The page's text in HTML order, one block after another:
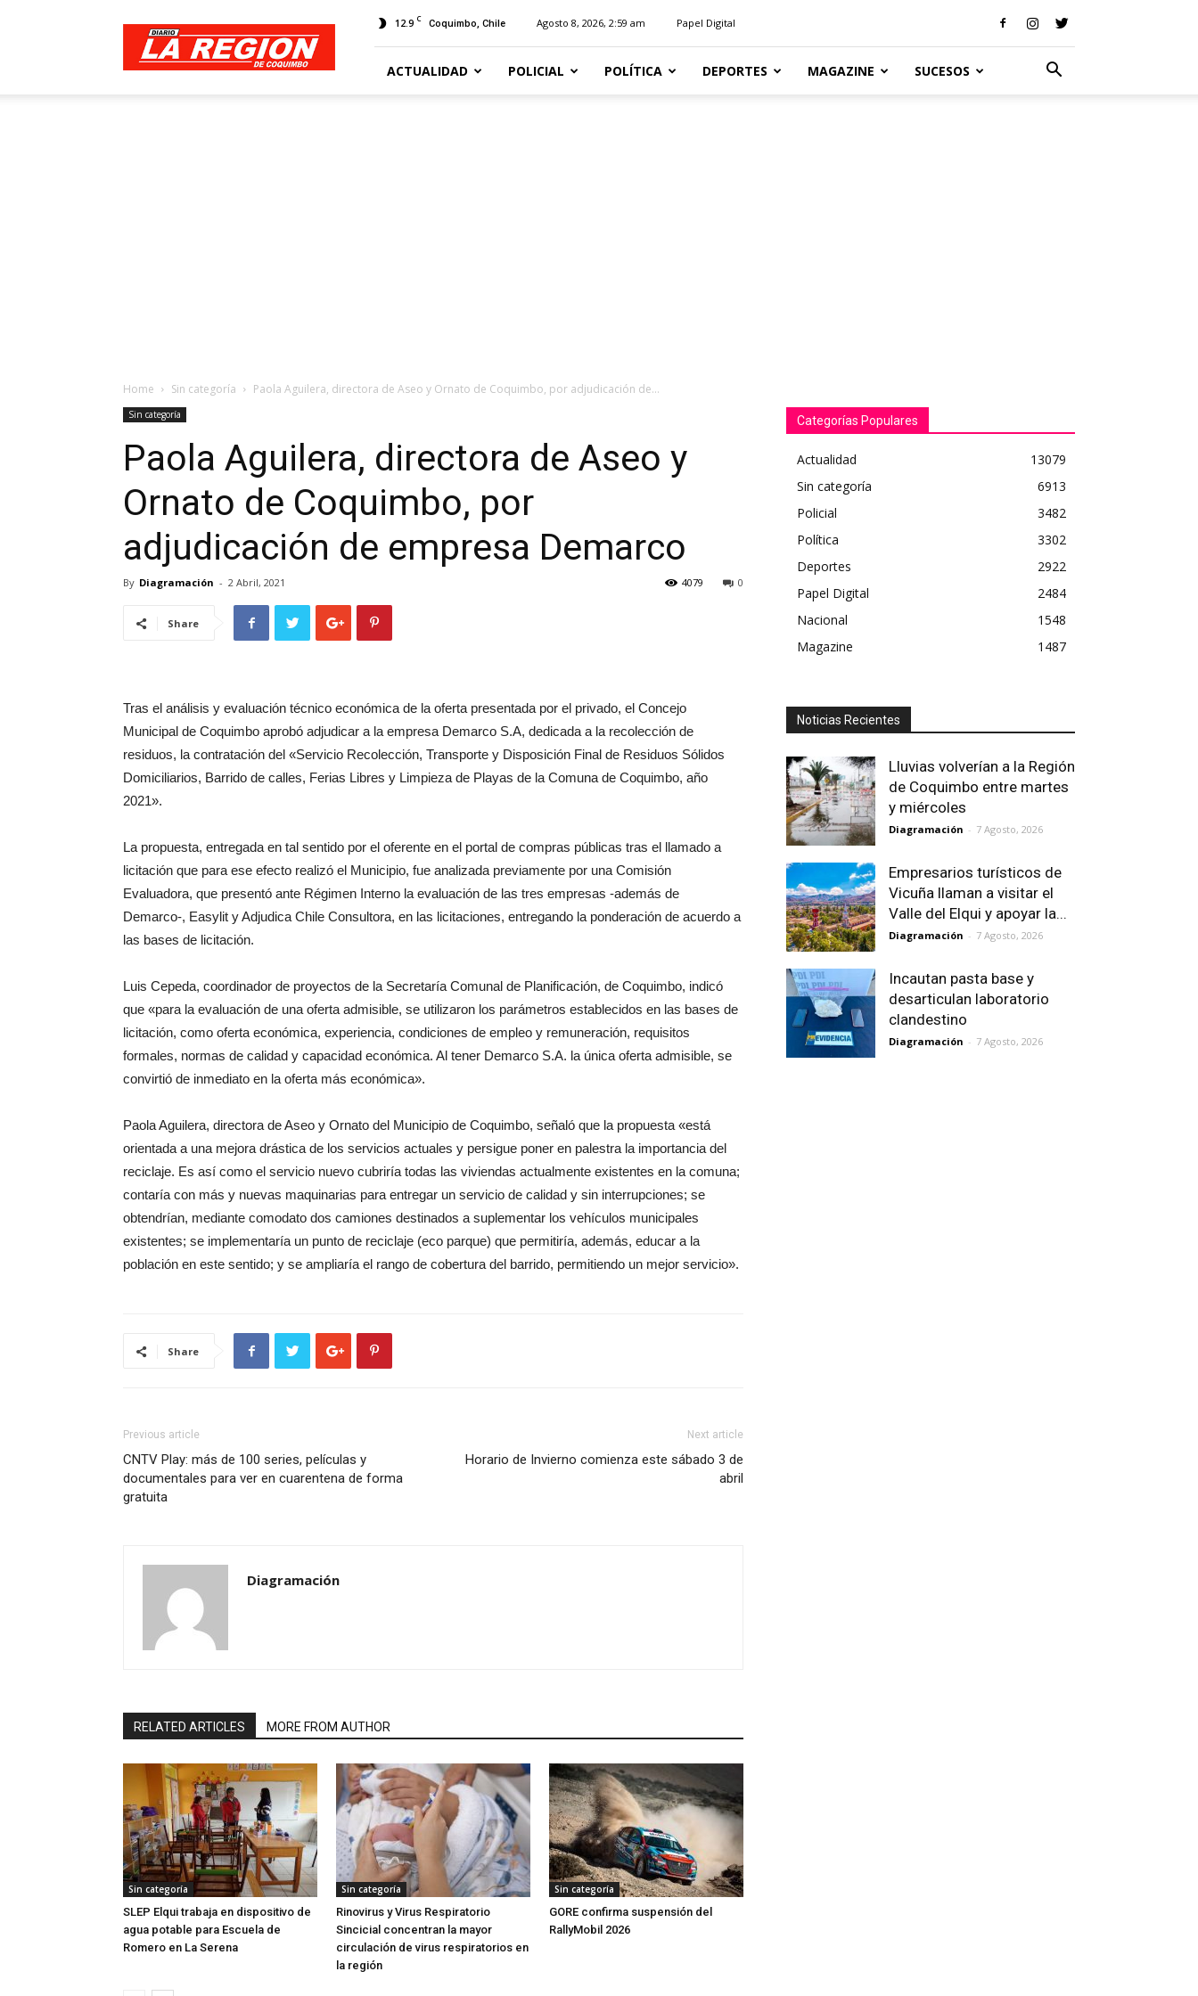
Diario
Región
12.9 C Coquimbo, Chile Agosto 8, 2026, 2:59 am Papel Digital
ACTUALIDAD POLICIAL POLÍTICA DEPORTES MAGAZINE SUCESOS
Home Sin categoría Paola Aguilera, directora de Aseo y Ornato de Coquimbo, por adjudicación de...
Sin categoría
Paola Aguilera, directora de Aseo y
Ornato de Coquimbo, por
adjudicación de empresa Demarco
By Diagramación - 2 Abril, 2021 0
4079
Share
Tras el análisis y evaluación técnico económica de la oferta presentada por el privado, el Concejo
Municipal de Coquimbo aprobó adjudicar a la empresa Demarco S.A, dedicada a la recolección de
residuos, la contratación del «Servicio Recolección, Transporte y Disposición Final de Residuos Sólidos
Domiciliarios, Barrido de calles, Ferias Libres y Limpieza de Playas de la Comuna de Coquimbo, año
2021».
La propuesta, entregada en tal sentido por el oferente en el portal de compras públicas tras el llamado a
licitación que para ese efecto realizó el Municipio, fue analizada previamente por una Comisión
Evaluadora, que presentó ante Régimen Interno la evaluación de las tres empresas -además de
Demarco-, Easylit y Adjudica Chile Consultora, en las licitaciones, entregando la ponderación de acuerdo a
las bases de licitación.
Luis Cepeda, coordinador de proyectos de la Secretaría Comunal de Planificación, de Coquimbo, indicó
que «para la evaluación de una oferta admisible, se utilizaron los parámetros establecidos en las bases de
licitación, como oferta económica, experiencia, condiciones de empleo y remuneración, requisitos
formales, normas de calidad y capacidad económica. Al tener Demarco S.A. la única oferta admisible, se
convirtió de inmediato en la oferta más económica».
Paola Aguilera, directora de Aseo y Ornato del Municipio de Coquimbo, señaló que la propuesta «está
orientada a una mejora drástica de los servicios actuales y persigue poner en palestra la importancia del
reciclaje. Es así como el servicio nuevo cubriría todas las viviendas actualmente existentes en la comuna;
contaría con más y nuevas maquinarias para entregar un servicio de calidad y sin interrupciones; se
obtendrían, mediante comodato dos camiones destinados a suplementar los vehículos municipales
existentes; se implementaría un punto de reciclaje (eco parque) que permitiría, además, educar a la
población en este sentido; y se ampliaría el rango de cobertura del barrido, permitiendo un mejor servicio».
Share
Previous article
CNTV Play: más de 100 series, películas y
documentales para ver en cuarentena de forma
gratuita
Next article
Horario de Invierno comienza este sábado 3 de
abril
Diagramación
RELATED ARTICLES MORE FROM AUTHOR
Sin categoría
SLEP Elqui trabaja en dispositivo de
agua potable para Escuela de
Romero en La Serena
Sin categoría
Rinovirus y Virus Respiratorio
Sincicial concentran la mayor
circulación de virus respiratorios en
la región
Sin categoría
GORE confirma suspensión del
RallyMobil 2026
Categorías Populares
Actualidad
13079
Sin categoría
6913
Policial
3482
Política
3302
Deportes
2922
Papel Digital
2484
Nacional
1548
Magazine
1487
Noticias Recientes
Lluvias volverían a la Región
de Coquimbo entre martes
y miércoles
Diagramación - 7 Agosto, 2026
Empresarios turísticos de
Vicuña llaman a visitar el
Valle del Elqui y apoyar la...
Diagramación - 7 Agosto, 2026
Incautan pasta base y
desarticulan laboratorio
clandestino
Diagramación - 7 Agosto, 2026